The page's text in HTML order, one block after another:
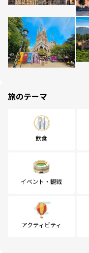
旅のテーマ
飲食
イベント・観戦
アクティビティ